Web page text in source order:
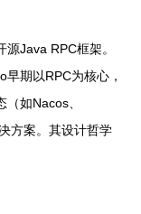
Java RPC框架。
早期以RPC为核心，
如Nacos、
方案。其设计哲学